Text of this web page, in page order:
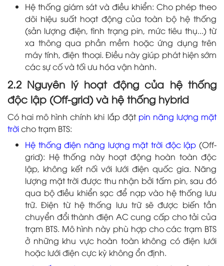
Hệ thống giám sát và điều khiển: Cho phép theo
dõi hiệu suất hoạt động của toàn bộ hệ thống
(sản lượng điện, tình trạng pin, mức tiêu thụ...) từ
xa thông qua phần mềm hoặc ứng dụng trên
máy tính, điện thoại. Điều này giúp phát hiện sớm
các sự cố và tối ưu hóa vận hành.
2.2 Nguyên lý hoạt động của hệ thống
độc lập (Off-grid) và hệ thống hybrid
Có hai mô hình chính khi lắp đặt pin năng lượng mặt
trờicho trạm BTS:
Hệ thống điện năng lượng mặt trời độc lập (Off-
grid): Hệ thống này hoạt động hoàn toàn độc
lập, không kết nối với lưới điện quốc gia. Năng
lượng mặt trời được thu nhận bởi tấm pin, sau đó
qua bộ điều khiển sạc để nạp vào hệ thống lưu
trữ. Điện từ hệ thống lưu trữ sẽ được biến tần
chuyển đổi thành điện AC cung cấp cho tải của
trạm BTS. Mô hình này phù hợp cho các trạm BTS
ở những khu vực hoàn toàn không có điện lưới
hoặc lưới điện cực kỳ không ổn định.